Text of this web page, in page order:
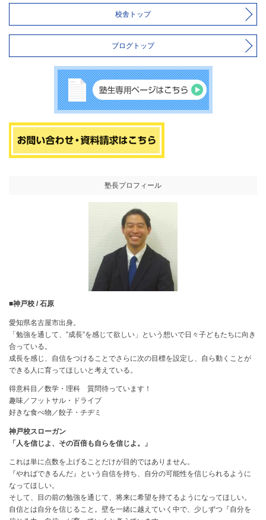
校舎トップ
ブログトップ
塾長プロフィール
■神戸校 / 石原
愛知県名古屋市出身。
「勉強を通して、”成長”を感じて欲しい」という想いで日々子どもたちに向き
合っている。
成長を感じ、自信をつけることでさらに次の目標を設定し、自ら動くことが
できる人に育ってほしいと考えている。
得意科目／数学・理科 質問待っています！
趣味／フットサル・ドライブ
好きな食べ物／餃子・チヂミ
神戸校スローガン
「人を信じよ、その百倍も自らを信じよ。」
これは単に点数を上げることだけが目的ではありません。
『やればできるんだ』という自信を持ち、自分の可能性を信じられるように
なってほしい。
そして、目の前の勉強を通じて、将来に希望を持てるようになってほしい。
自信とは自分を信じること。壁を一緒に越えていく中で、少しずつ『自分を